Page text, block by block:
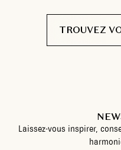
TROUVEZ
Laissez-vous inspirer,